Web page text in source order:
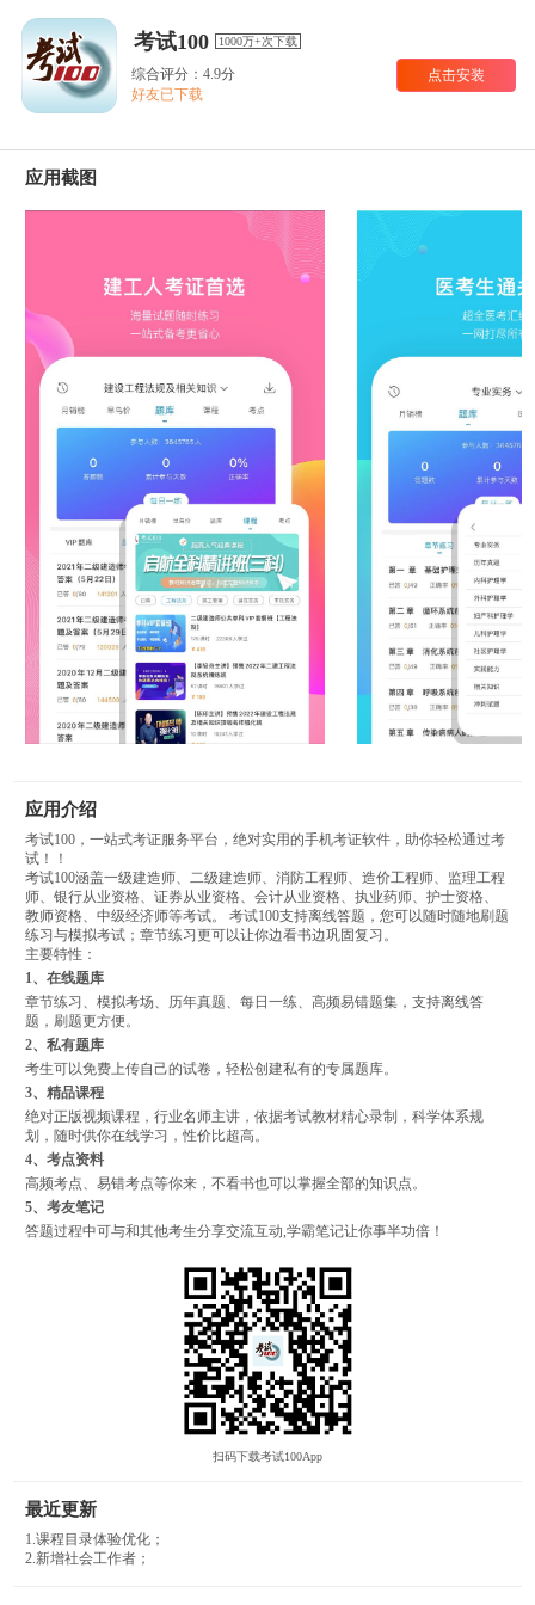
考试100 1000万+次下载
综合评分：4.9分
好友已下载
点击安装
应用截图
应用介绍
考试100，一站式考证服务平台，绝对实用的手机考证软件，助你轻松通过考
试！！
考试100涵盖一级建造师、二级建造师、消防工程师、造价工程师、监理工程
师、银行从业资格、证券从业资格、会计从业资格、执业药师、护士资格、
教师资格、中级经济师等考试。 考试100支持离线答题，您可以随时随地刷题
练习与模拟考试；章节练习更可以让你边看书边巩固复习。
主要特性：
1、在线题库
章节练习、模拟考场、历年真题、每日一练、高频易错题集，支持离线答
题，刷题更方便。
2、私有题库
考生可以免费上传自己的试卷，轻松创建私有的专属题库。
3、精品课程
绝对正版视频课程，行业名师主讲，依据考试教材精心录制，科学体系规
划，随时供你在线学习，性价比超高。
4、考点资料
高频考点、易错考点等你来，不看书也可以掌握全部的知识点。
5、考友笔记
答题过程中可与和其他考生分享交流互动,学霸笔记让你事半功倍！
扫码下载考试100App
最近更新
1.课程目录体验优化；
2.新增社会工作者；